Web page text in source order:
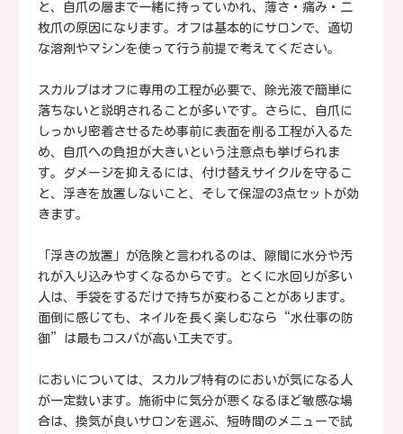
と、自爪の層まで一緒に持っていかれ、薄さ・痛み・二
枚爪の原因になります。オフは基本的にサロンで、適切
な溶剤やマシンを使って行う前提で考えてください。
スカルプはオフに専用の工程が必要で、除光液で簡単に
落ちないと説明されることが多いです。さらに、自爪に
しっかり密着させるため事前に表面を削る工程が入るた
め、自爪への負担が大きいという注意点も挙げられま
す。ダメージを抑えるには、付け替えサイクルを守るこ
と、浮きを放置しないこと、そして保湿の3点セットが効
きます。
「浮きの放置」が危険と言われるのは、隙間に水分や汚
れが入り込みやすくなるからです。とくに水回りが多い
人は、手袋をするだけで持ちが変わることがあります。
面倒に感じても、ネイルを長く楽しむなら“水仕事の防
御”は最もコスパが高い工夫です。
においについては、スカルプ特有のにおいが気になる人
が一定数います。施術中に気分が悪くなるほど敏感な場
合は、換気が良いサロンを選ぶ、短時間のメニューで試